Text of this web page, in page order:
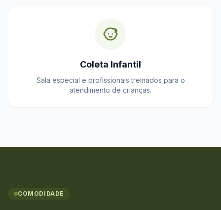
Coleta Infantil
Sala especial e profissionais treinados para o
atendimento de crianças.
COMODIDADE